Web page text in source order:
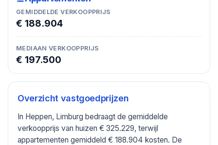
GEMIDDELDE VERKOOPPRIJS
€ 188.904
MEDIAAN VERKOOPPRIJS
€ 197.500
Overzicht vastgoedprijzen
In Heppen, Limburg bedraagt de gemiddelde
verkoopprijs van huizen € 325.229, terwijl
appartementen gemiddeld € 188.904 kosten. De